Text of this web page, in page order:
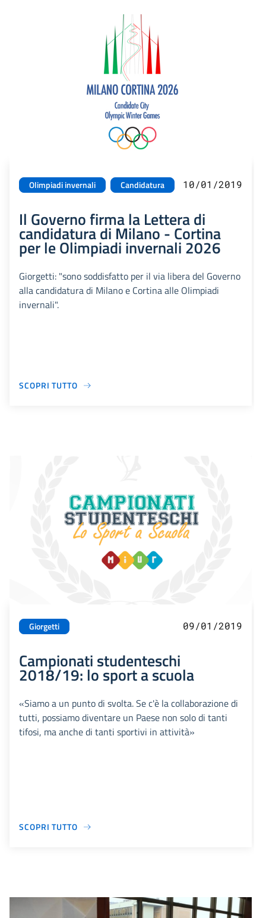
Olimpiadi invernali Candidatura 10/01/2019
Il Governo firma la Lettera di
candidatura di Milano - Cortina
per le Olimpiadi invernali 2026
Giorgetti: "sono soddisfatto per il via libera del Governo
alla candidatura di Milano e Cortina alle Olimpiadi
invernali".
SCOPRI TUTTO
Giorgetti 09/01/2019
Campionati studenteschi
2018/19: lo sport a scuola
«Siamo a un punto di svolta. Se c'è la collaborazione di
tutti, possiamo diventare un Paese non solo di tanti
tifosi, ma anche di tanti sportivi in attività»
SCOPRI TUTTO